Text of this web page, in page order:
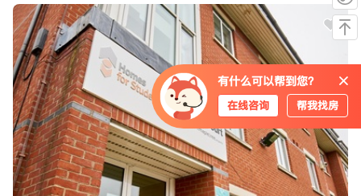
有什么可以帮到您？
在线咨询 帮我找房